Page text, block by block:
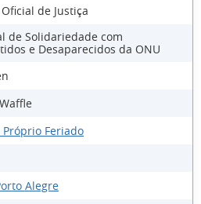
de Justiça
de Solidariedade com
e Desaparecidos da ONU
Feriado
Alegre